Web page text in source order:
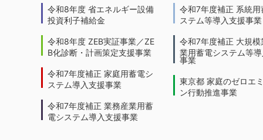
令和8年度 省エネルギー設備
投資利子補給金
令和8年度 ZEB実証事業／ZE
B化診断・計画策定支援事業
令和7年度補正 家庭用蓄電シ
ステム導入支援事業
令和7年度補正 業務産業用蓄
電システム導入支援事業
令和7年度補正 系統用
ステム等導入支援事業
令和7年度補正 大規模
業用蓄電システム等
事業
東京都 家庭のゼロエ
ン行動推進事業